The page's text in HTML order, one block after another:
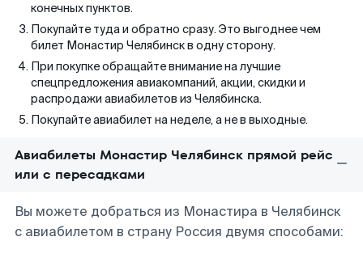
конечных пунктов.
Покупайте туда и обратно сразу. Это выгоднее чем
билет Монастир Челябинск в одну сторону.
При покупке обращайте внимание на лучшие
спецпредложения авиакомпаний, акции, скидки и
распродажи авиабилетов из Челябинска.
Покупайте авиабилет на неделе, а не в выходные.
Авиабилеты Монастир Челябинск прямой рейс
или с пересадками
Вы можете добраться из Монастира в Челябинск
с авиабилетом в страну Россия двумя способами: